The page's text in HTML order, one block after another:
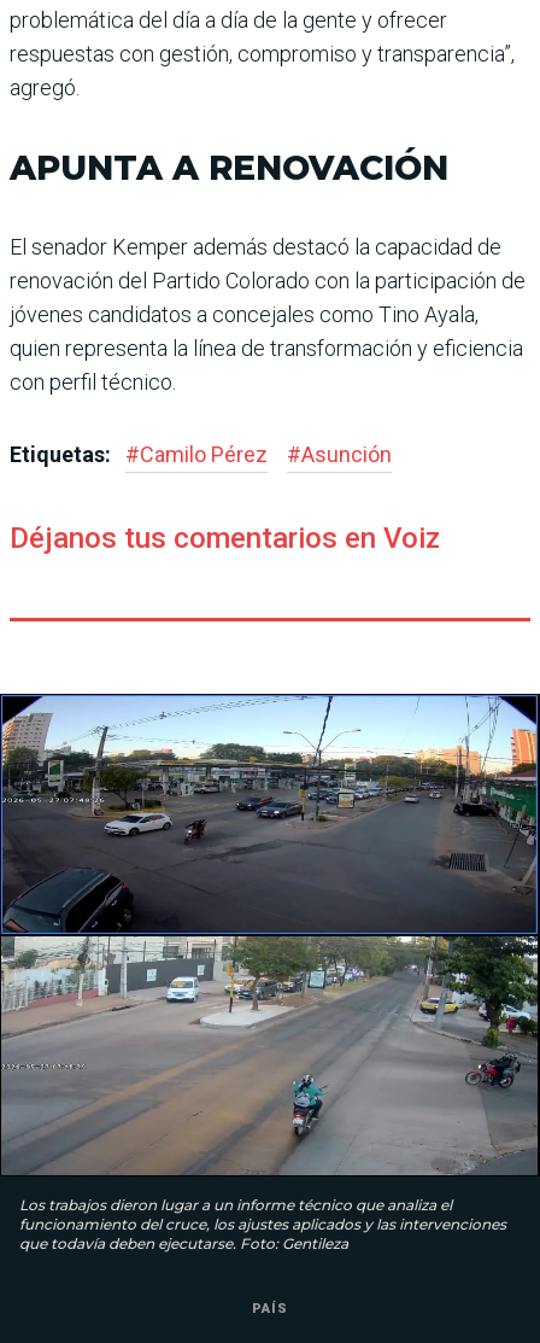
problemática del día a día de la gente y ofrecer
respuestas con gestión, compromiso y transparencia”,
agregó.
APUNTA A RENOVACIÓN
El senador Kemper además destacó la capacidad de
renovación del Partido Colorado con la participación de
jóvenes candidatos a concejales como Tino Ayala,
quien representa la línea de transformación y eficiencia
con perfil técnico.
Etiquetas: #Camilo Pérez #Asunción
Déjanos tus comentarios en Voiz
Los trabajos dieron lugar a un informe técnico que analiza el
funcionamiento del cruce, los ajustes aplicados y las intervenciones
que todavía deben ejecutarse. Foto: Gentileza
PAÍS